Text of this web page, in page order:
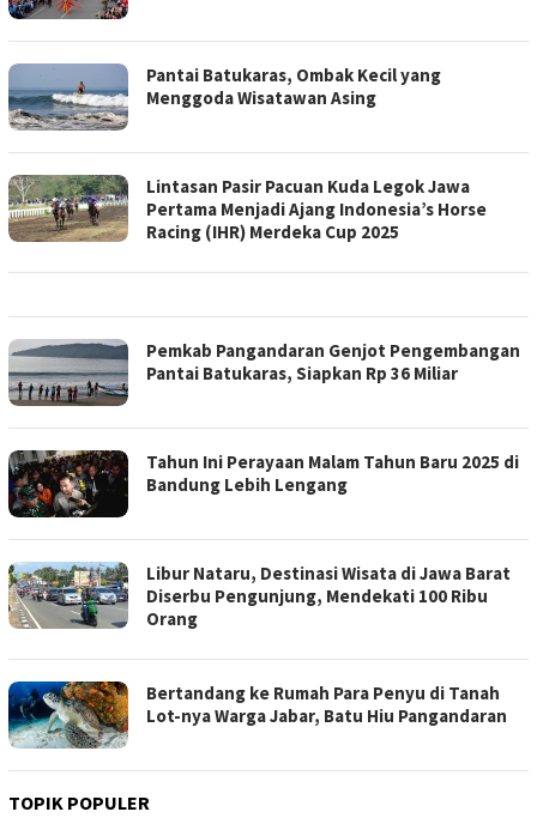
Pantai Batukaras, Ombak Kecil yang
Menggoda Wisatawan Asing
Lintasan Pasir Pacuan Kuda Legok Jawa
Pertama Menjadi Ajang Indonesia’s Horse
Racing (IHR) Merdeka Cup 2025
Pemkab Pangandaran Genjot Pengembangan
Pantai Batukaras, Siapkan Rp 36 Miliar
Tahun Ini Perayaan Malam Tahun Baru 2025 di
Bandung Lebih Lengang
Libur Nataru, Destinasi Wisata di Jawa Barat
Diserbu Pengunjung, Mendekati 100 Ribu
Orang
Bertandang ke Rumah Para Penyu di Tanah
Lot-nya Warga Jabar, Batu Hiu Pangandaran
TOPIK POPULER